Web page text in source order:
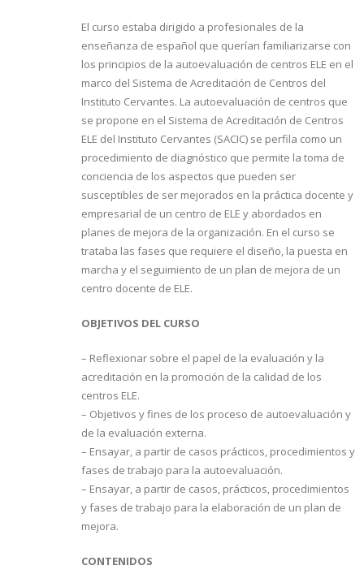
El curso estaba dirigido a profesionales de la
enseñanza de español que querían familiarizarse con
los principios de la autoevaluación de centros ELE en el
marco del Sistema de Acreditación de Centros del
Instituto Cervantes. La autoevaluación de centros que
se propone en el Sistema de Acreditación de Centros
ELE del Instituto Cervantes (SACIC) se perfila como un
procedimiento de diagnóstico que permite la toma de
conciencia de los aspectos que pueden ser
susceptibles de ser mejorados en la práctica docente y
empresarial de un centro de ELE y abordados en
planes de mejora de la organización. En el curso se
trataba las fases que requiere el diseño, la puesta en
marcha y el seguimiento de un plan de mejora de un
centro docente de ELE.
OBJETIVOS DEL CURSO
– Reflexionar sobre el papel de la evaluación y la
acreditación en la promoción de la calidad de los
centros ELE.
– Objetivos y fines de los proceso de autoevaluación y
de la evaluación externa.
– Ensayar, a partir de casos prácticos, procedimientos y
fases de trabajo para la autoevaluación.
– Ensayar, a partir de casos, prácticos, procedimientos
y fases de trabajo para la elaboración de un plan de
mejora.
CONTENIDOS